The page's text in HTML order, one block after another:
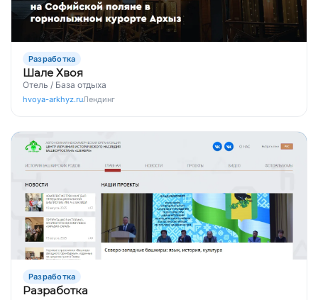
Разработка
Шале Хвоя
Отель / База отдыха
hvoya-arkhyz.ruЛендинг
Разработка
Разработка